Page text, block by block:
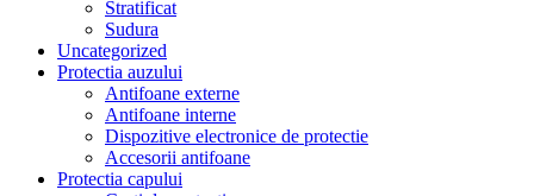
Stratificat
Sudura
Uncategorized
Protectia auzului
Antifoane externe
Antifoane interne
Dispozitive electronice de protectie
Accesorii antifoane
Protectia capului